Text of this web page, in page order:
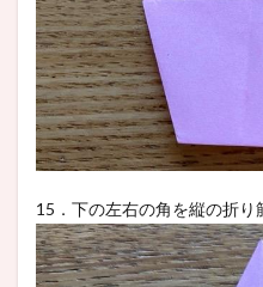
15．下の左右の角を縦の折り